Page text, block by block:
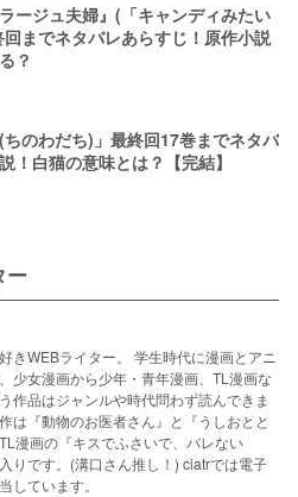
ージュ夫婦』(「キャンディみたい
までネタバレあらすじ！原作小説
？
のわだち)」最終回17巻までネタバ
！白猫の意味とは？【完結】
ー
きWEBライター。 学生時代に漫画とアニ
少女漫画から少年・青年漫画、TL漫画な
作品はジャンルや時代問わず読んできま
は『動物のお医者さん』と『うしおとと
漫画の『キスでふさいで、バレない
りです。(溝口さん推し！) ciatrでは電子
しています。